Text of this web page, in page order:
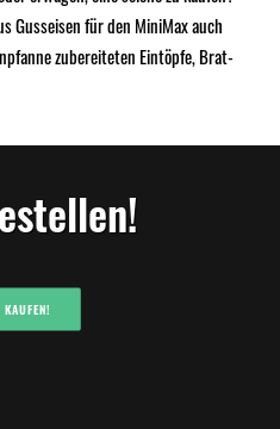
Gusseisen für den MiniMax auch
zubereiteten Eintöpfe, Brat-
KAUFEN!